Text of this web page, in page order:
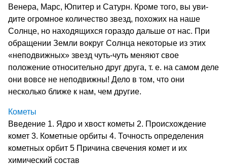
Венера, Марс, Юпитер и Сатурн. Кроме того, вы уви­
дите огромное количество звезд, похожих на наше
Солнце, но находящихся гораздо дальше от нас. При
обращении Земли вок­руг Солнца некоторые из этих
«неподвижных» звезд чуть-чуть меняют свое
положение относительно друг друга, т. е. на самом деле
они вовсе не неподвижны! Дело в том, что они
несколько ближе к нам, чем другие.
Кометы
Введение 1. Ядро и хвост кометы 2. Происхождение
комет 3. Кометные орбиты 4. Точность определения
кометных орбит 5 Причина свечения комет и их
химический состав